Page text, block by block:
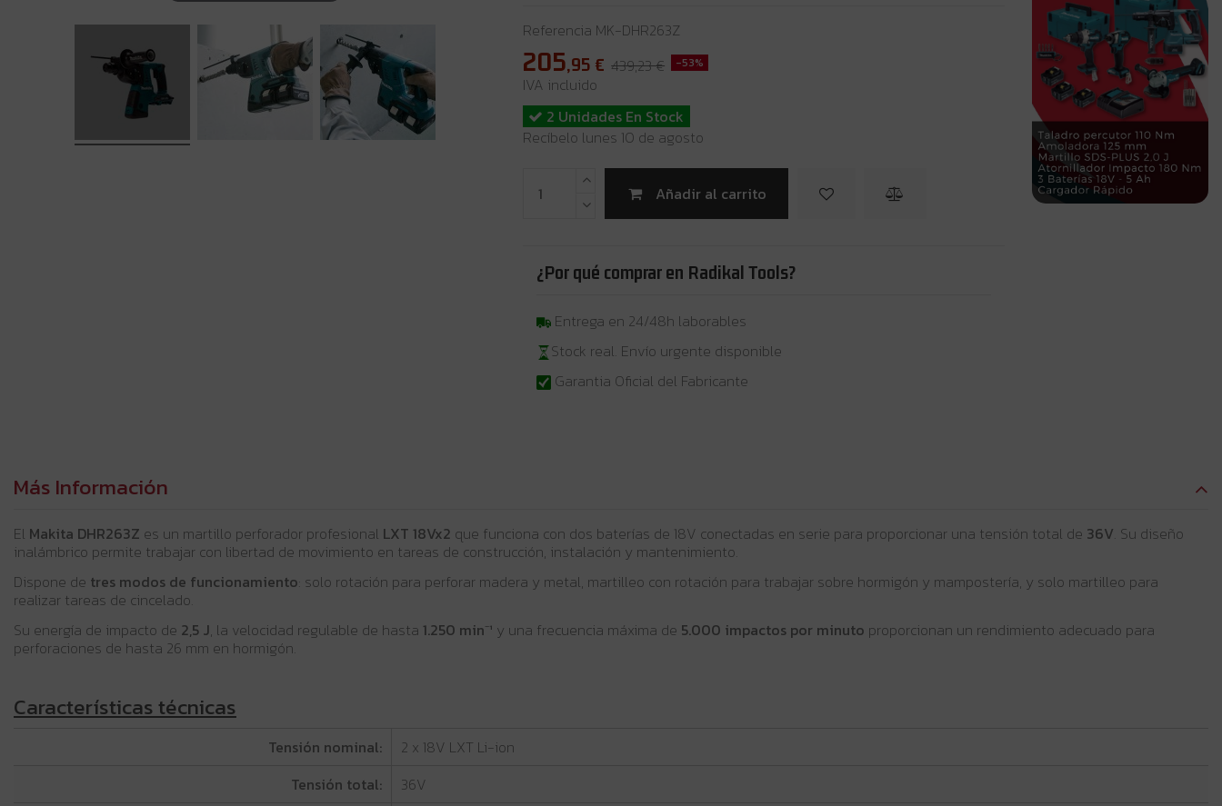
Referencia MK-DHR263Z
205 ,95 € 439,23 € -53%
IVA incluido
2 Unidades En Stock
Recíbelo lunes 10 de agosto
Añadir al carrito
¿Por qué comprar en Radikal Tools?
Entrega en 24/48h laborables
Stock real. Envío urgente disponible
Garantia Oficial del Fabricante
Más Información
El Makita DHR263Z es un martillo perforador profesional LXT 18Vx2 que funciona con dos baterías de 18V conectadas en serie para proporcionar una tensión total de 36V. Su diseño
inalámbrico permite trabajar con libertad de movimiento en tareas de construcción, instalación y mantenimiento.
Dispone de tres modos de funcionamiento: solo rotación para perforar madera y metal, martilleo con rotación para trabajar sobre hormigón y mampostería, y solo martilleo para
realizar tareas de cincelado.
Su energía de impacto de 2,5 J, la velocidad regulable de hasta 1.250 min⁻¹ y una frecuencia máxima de 5.000 impactos por minuto proporcionan un rendimiento adecuado para
perforaciones de hasta 26 mm en hormigón.
Características técnicas
Tensión nominal:
2 x 18V LXT Li-ion
Tensión total:
36V